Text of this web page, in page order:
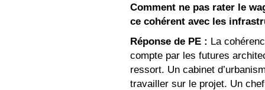
Comment ne pas rater le
ce cohérent avec les
Réponse de PE : La
compte par les futures
ressort. Un cabinet
travailler sur le projet. Un